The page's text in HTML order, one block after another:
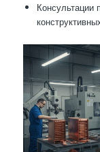
Консультации